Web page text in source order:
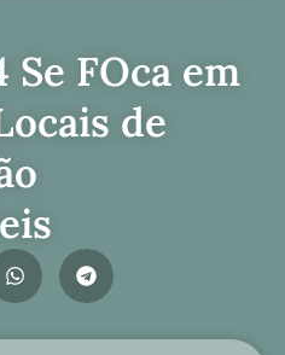
Se FOca em
de